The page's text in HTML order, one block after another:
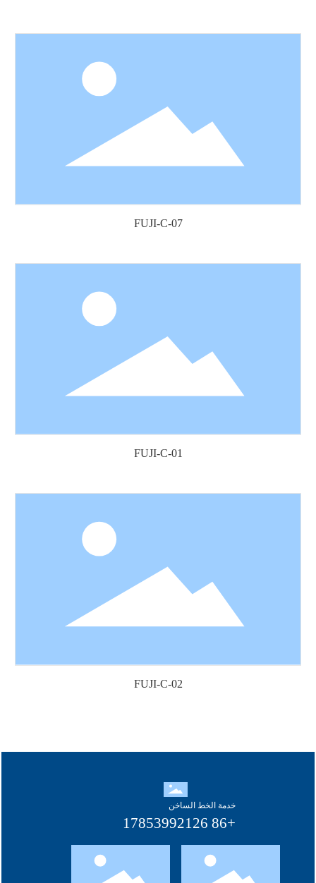
FUJI-C-07
FUJI-C-01
FUJI-C-02
خدمة الخط الساخن
+86 17853992126